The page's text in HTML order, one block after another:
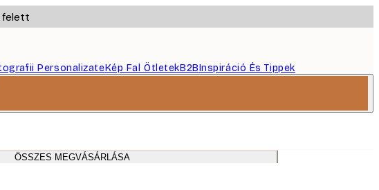
felett
PersonalizateKép Fal ÖtletekB2BInspiráció És Tippek
ÖSSZES MEGVÁSÁRLÁSA